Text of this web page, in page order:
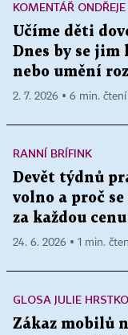
KOMENTÁŘ
Učíme děti
Dnes by se jim
nebo umění
2. 7. 2026 ▪ 6 min. čtení
RANNÍ BRÍFINK
Devět týdnů
volno a proč
za každou cenu
24. 6. 2026 ▪ 1 min.
GLOSA JULIE
Zákaz mobilů